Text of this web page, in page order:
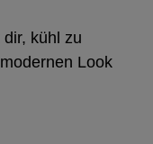
kühl zu
Look